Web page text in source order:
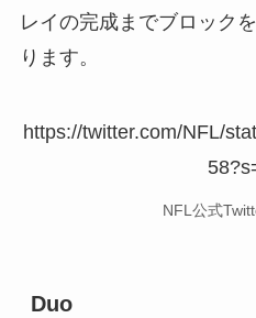
レイの完成までブロック
ります。
https://twitter.com/NFL/
NFL公式
Duo